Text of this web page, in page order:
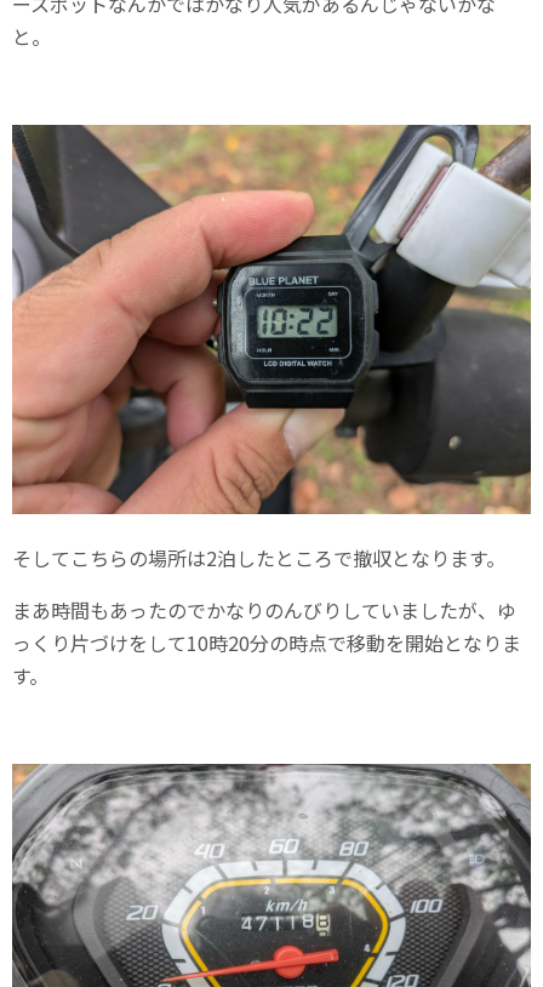
と。
そしてこちらの場所は2泊したところで撤収となります。
まあ時間もあったのでかなりのんびりしていましたが、ゆ
っくり片づけをして10時20分の時点で移動を開始となりま
す。